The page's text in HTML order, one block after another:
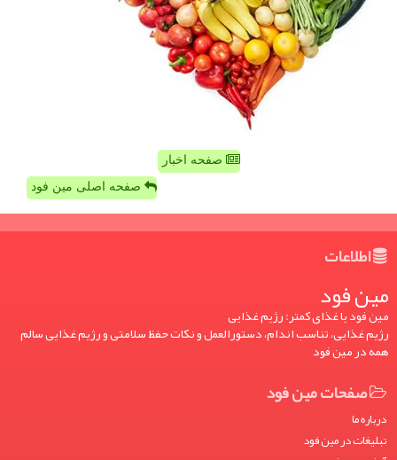
صفحه اخبار
صفحه اصلی مین فود
اطلاعات
مین فود
مین فود یا غذای کمتر: رژیم غذایی
رژیم غذایی، تناسب اندام، دستورالعمل و نکات حفظ سلامتی و رژیم غذایی سالم
همه در مین فود
صفحات مین فود
درباره ما
تبلیغات در مین فود